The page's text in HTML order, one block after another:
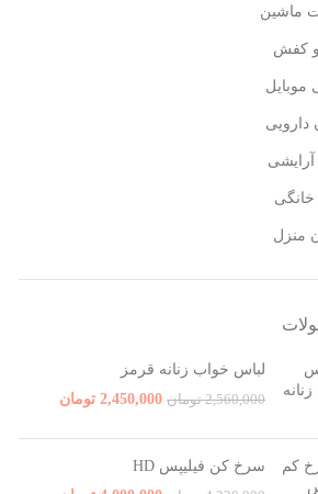
ماشین
کفش
دارویی
آرایشی
خانگی
منزل
لباس خواب زنانه قرمز
2,560,000 تومان 2,450,000 تومان
سرخ کن فیلیپس HD